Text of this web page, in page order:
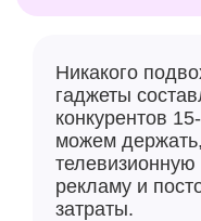
Никакого
гаджеты
конкурентов
можем
рекламу и
затраты.